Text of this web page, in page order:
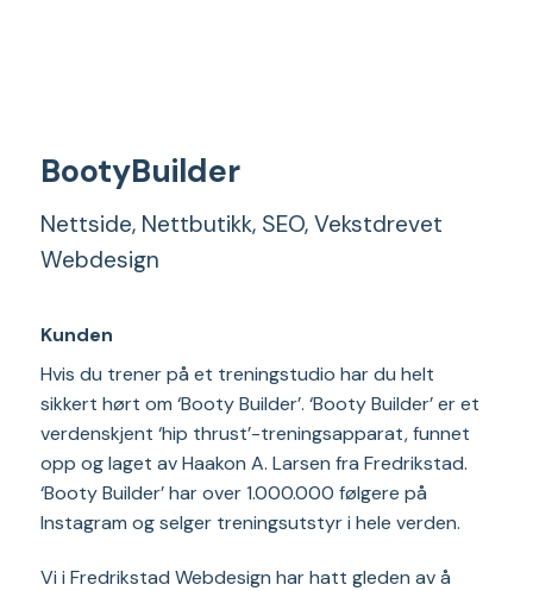
BootyBuilder
Nettside, Nettbutikk, SEO, Vekstdrevet
Webdesign
Kunden
Hvis du trener på et treningstudio har du helt
sikkert hørt om ‘Booty Builder’. ‘Booty Builder’ er et
verdenskjent ‘hip thrust’-treningsapparat, funnet
opp og laget av Haakon A. Larsen fra Fredrikstad.
‘Booty Builder’ har over 1.000.000 følgere på
Instagram og selger treningsutstyr i hele verden.
Vi i Fredrikstad Webdesign har hatt gleden av å